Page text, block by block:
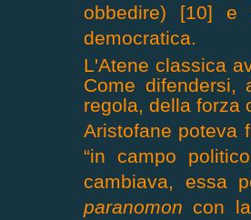
obbedire) [10] e
democratica.
L'Atene classica
Come difendersi,
regola, della forza
Aristofane poteva
“in campo
cambiava, essa
paranomon con